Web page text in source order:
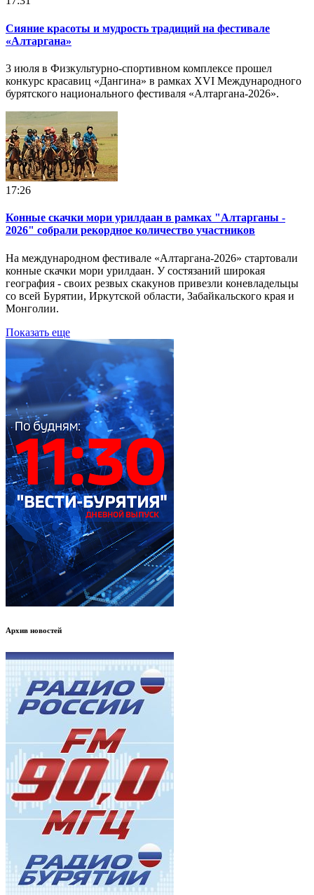
Сияние красоты и мудрость традиций на фестивале
«Алтаргана»
3 июля в Физкультурно-спортивном комплексе прошел
конкурс красавиц «Дангина» в рамках XVI Международного
бурятского национального фестиваля «Алтаргана-2026».
17:26
Конные скачки мори урилдаан в рамках "Алтарганы -
2026" собрали рекордное количество участников
На международном фестивале «Алтаргана-2026» стартовали
конные скачки мори урилдаан. У состязаний широкая
география - своих резвых скакунов привезли коневладельцы
со всей Бурятии, Иркутской области, Забайкальского края и
Монголии.
Показать еще
Архив новостей